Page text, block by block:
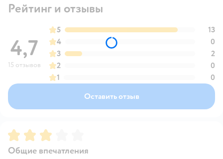
Рейтинг и отзывы
4,7
15 отзывов
5
13
4
0
3
2
2
0
1
0
Оставить отзыв
Рейтинг:3
Общие впечатления